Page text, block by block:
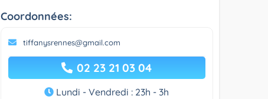
Coordonnées:
tiffanysrennes@gmail.com
02 23 21 03 04
Lundi - Vendredi : 23h - 3h